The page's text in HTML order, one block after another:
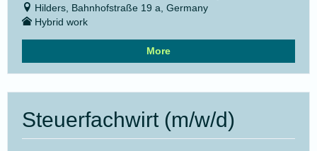
Hilders, Bahnhofstraße 19 a, Germany
Hybrid work
More
Steuerfachwirt (m/w/d)